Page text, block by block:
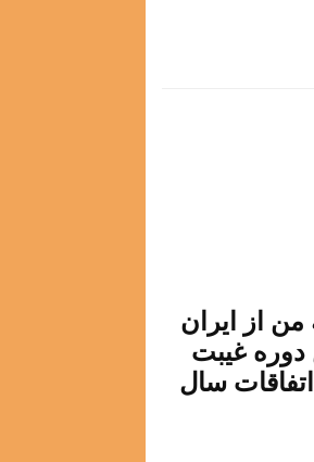
من از ایران
دوره غیبت
سال